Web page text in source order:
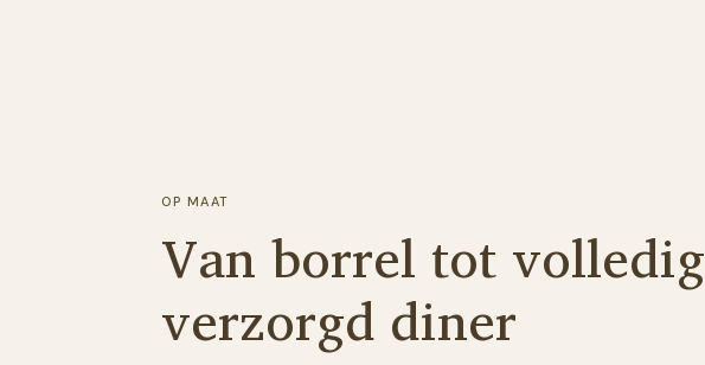
OP MAAT
Van borrel tot volledig
verzorgd diner